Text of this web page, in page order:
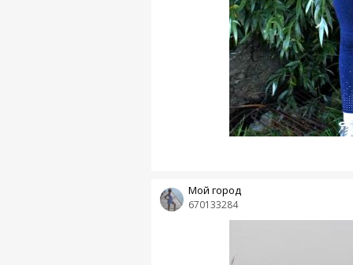
670133284
Мой город